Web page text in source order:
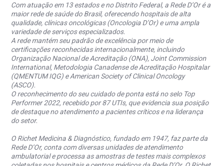
Com atuação em 13 estados e no Distrito Federal, a Rede D’Or é a
maior rede de saúde do Brasil, oferecendo hospitais de alta
qualidade, clínicas oncológicas (Oncologia D’Or) e uma ampla
variedade de serviços especializados.
A rede mantém seu padrão de excelência por meio de
certificações reconhecidas internacionalmente, incluindo
Organização Nacional de Acreditação (ONA), Joint Commission
International, Metodologia Canadense de Acreditação Hospitalar
(QMENTUM IQG) e American Society of Clinical Oncology
(ASCO).
O reconhecimento do seu cuidado de ponta está no selo Top
Performer 2022, recebido por 87 UTIs, que evidencia sua posição
de destaque no atendimento a pacientes críticos e na liderança
do setor.
O Richet Medicina & Diagnóstico, fundado em 1947, faz parte da
Rede D’Or, conta com diversas unidades de atendimento
ambulatorial e processa as amostras de testes mais complexos